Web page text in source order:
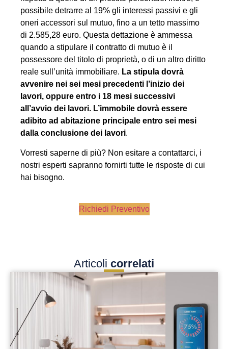
possibile detrarre al 19% gli interessi passivi e gli
oneri accessori sul mutuo, fino a un tetto massimo
di 2.585,28 euro. Questa dettazione è ammessa
quando a stipulare il contratto di mutuo è il
possessore del titolo di proprietà, o di un altro diritto
reale sull’unità immobiliare. La stipula dovrà
avvenire nei sei mesi precedenti l’inizio dei
lavori, oppure entro i 18 mesi successivi
all’avvio dei lavori. L’immobile dovrà essere
adibito ad abitazione principale entro sei mesi
dalla conclusione dei lavori.
Vorresti saperne di più? Non esitare a contattarci, i
nostri esperti sapranno fornirti tutte le risposte di cui
hai bisogno.
Richiedi Preventivo
Articoli correlati